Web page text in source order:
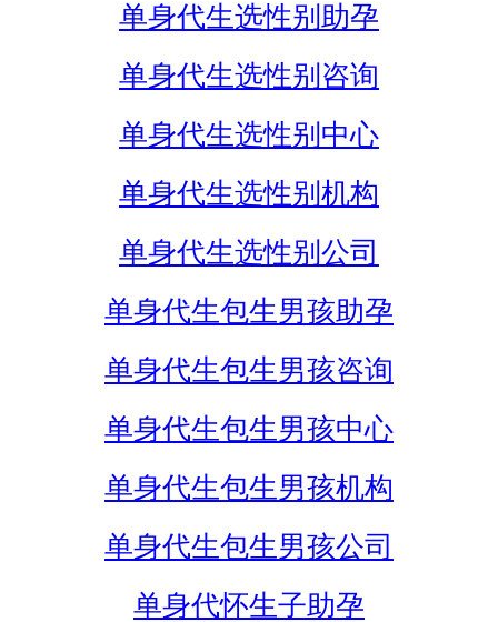
单身代生选性别助孕
单身代生选性别咨询
单身代生选性别中心
单身代生选性别机构
单身代生选性别公司
单身代生包生男孩助孕
单身代生包生男孩咨询
单身代生包生男孩中心
单身代生包生男孩机构
单身代生包生男孩公司
单身代怀生子助孕